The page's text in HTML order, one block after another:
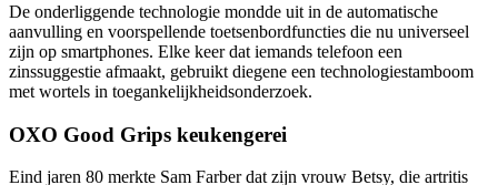
De onderliggende technologie mondde uit in de automatische
aanvulling en voorspellende toetsenbordfuncties die nu universeel
zijn op smartphones. Elke keer dat iemands telefoon een
zinssuggestie afmaakt, gebruikt diegene een technologiestamboom
met wortels in toegankelijkheidsonderzoek.
OXO Good Grips keukengerei
Eind jaren 80 merkte Sam Farber dat zijn vrouw Betsy, die artritis